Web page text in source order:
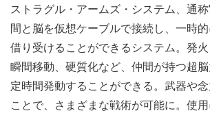
ストラグル・アームズ・システム、通称
間と脳を仮想ケーブルで接続し、一時
借り受けることができるシステム。発火
瞬間移動、硬質化など、仲間が持つ超
定時間発動することができる。武器や
ことで、さまざまな戦術が可能に。使用